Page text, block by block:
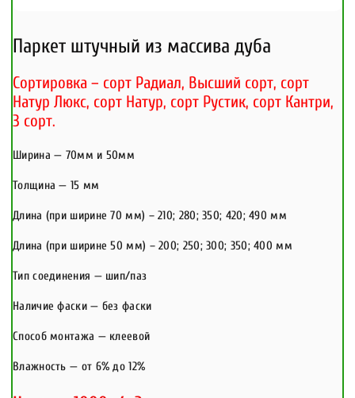
Паркет штучный из массива дуба
Сортировка – сорт Радиал, Высший сорт, сорт
Натур Люкс, сорт Натур, сорт Рустик, сорт Кантри,
3 сорт.
Ширина — 70мм и 50мм
Толщина — 15 мм
Длина (при ширине 70 мм) – 210; 280; 350; 420; 490 мм
Длина (при ширине 50 мм) – 200; 250; 300; 350; 400 мм
Тип соединения — шип/паз
Наличие фаски — без фаски
Способ монтажа — клеевой
Влажность — от 6% до 12%